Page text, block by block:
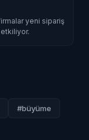
yeni sipariş
#büyüme